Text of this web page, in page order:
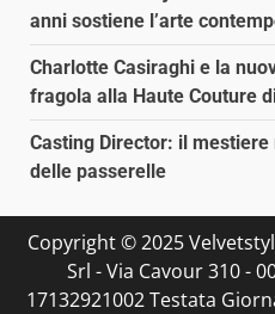
anni sostiene l’arte
Charlotte Casiraghi e la
fragola alla Haute Couture
Casting Director: il
delle passerelle
Copyright © 2025
Srl - Via Cavour 310 -
17132921002 Testata